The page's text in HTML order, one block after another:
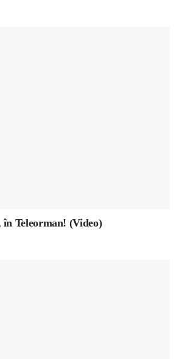
în Teleorman! (Video)